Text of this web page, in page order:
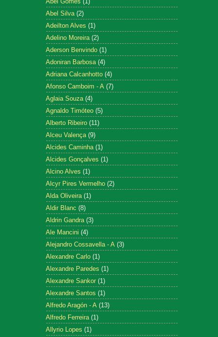
Abel Silva (2)
Adeilton Alves (1)
Adelino Moreira (2)
Aderson Benvindo (1)
Adoniran Barbosa (4)
Adriana Calcanhotto (4)
Afonso Camboim - A (7)
Aglaia Souza (4)
Agnaldo Timóteo (5)
Alberto Ribeiro (11)
Alceu Valença (9)
Alcides Caminha (1)
Alcides Gonçalves (1)
Alcino Alves (1)
Alcyr Pires Vermelho (2)
Alda Oliveira (1)
Aldir Blanc (8)
Aldrin Gandra (3)
Ale Mancini (4)
Alejandro Cossavella - A (3)
Alexandre Carlo (1)
Alexandre Paredes (1)
Alexandre Sankor (1)
Alexandre Santos (1)
Alfredo Aragón - A (13)
Alfredo Ferreira (1)
Allyrio Lopes (1)